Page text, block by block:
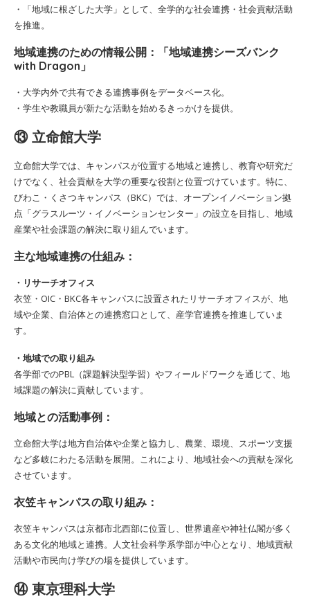
・「地域に根ざした大学」として、全学的な社会連携・社会貢献活動
を推進。
地域連携のための情報公開：「地域連携シーズバンク
with Dragon」
・大学内外で共有できる連携事例をデータベース化。
・学生や教職員が新たな活動を始めるきっかけを提供。
⑬ 立命館大学
立命館大学では、キャンパスが位置する地域と連携し、教育や研究だ
けでなく、社会貢献を大学の重要な役割と位置づけています。特に、
びわこ・くさつキャンパス（BKC）では、オープンイノベーション拠
点「グラスルーツ・イノベーションセンター」の設立を目指し、地域
産業や社会課題の解決に取り組んでいます。
主な地域連携の仕組み：
・リサーチオフィス
衣笠・OIC・BKC各キャンパスに設置されたリサーチオフィスが、地
域や企業、自治体との連携窓口として、産学官連携を推進していま
す。
・地域での取り組み
各学部でのPBL（課題解決型学習）やフィールドワークを通じて、地
域課題の解決に貢献しています。
地域との活動事例：
立命館大学は地方自治体や企業と協力し、農業、環境、スポーツ支援
など多岐にわたる活動を展開。これにより、地域社会への貢献を深化
させています。
衣笠キャンパスの取り組み：
衣笠キャンパスは京都市北西部に位置し、世界遺産や神社仏閣が多く
ある文化的地域と連携。人文社会科学系学部が中心となり、地域貢献
活動や市民向け学びの場を提供しています。
⑭ 東京理科大学